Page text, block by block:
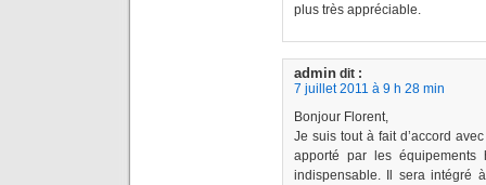
plus très appréciable.
admin dit :
7 juillet 2011 à 9 h 28 min
Bonjour Florent,
Je suis tout à fait d’accord
apporté par les équipements
indispensable. Il sera intégré